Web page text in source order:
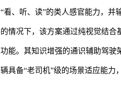
“看、听、读”的类人感官能力，并
的情况下，该方案通过纯视觉结
功能。其知识增强的通识辅助驾驶
辆具备“老司机”级的场景适应能力